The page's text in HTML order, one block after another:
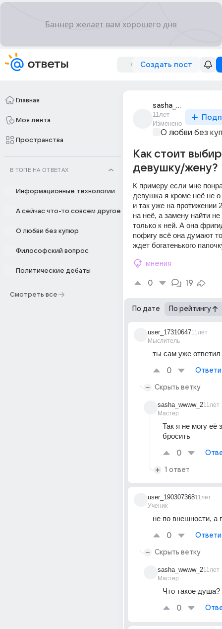
Создать пост
Главная
Моя лента
Пространства
В ТОПЕ НА ОТВЕТАХ
Информационные технологии
А сейчас что-то совсем другое
О любви без купюр
Философский вопрос
Политические дебаты
Смотреть все
sasha_wwww_2
11лет
Изменено
О любви без
Как стоит
девушку/жену?
К примеру если мне
девушка я кроме неё не
и так уже на протижении
на неё, а замену найти не
только к ней. А она
пофигу всё она думают
ждет богатенького
мнения
0 19
По дате По рейтингу
user_17310647
Мыслитель
11лет
ты сам уже ответил
0
Скрыть ветку
sasha_wwww_2
Мастер
11лет
Так я не могу её
бросить
0
1 ответ
user_190307368
Ученик
11лет
не по внешности, а
0
Скрыть ветку
sasha_wwww_2
Мастер
11лет
Что такое душа?
0